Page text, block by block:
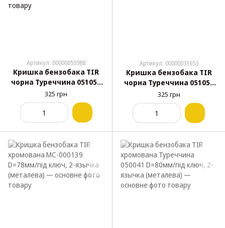
Артикул: 00000055988
Кришка бензобака TIR
чорна Туреччина 051050
D=80мм/під ключ, DAF,
MAN, Volvo, Mers-81, 2-
язычка, пластик
325 грн
Артикул: 00000031653
Кришка бензобака TIR
чорна Туреччина 051054
D=80мм, металева,
УНІВЕРСАЛЬНА
325 грн